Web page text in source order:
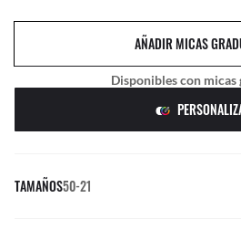
AÑADIR MICAS
Disponibles con micas
TAMAÑOS50-21